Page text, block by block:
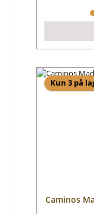
Kun 3 på
Caminos